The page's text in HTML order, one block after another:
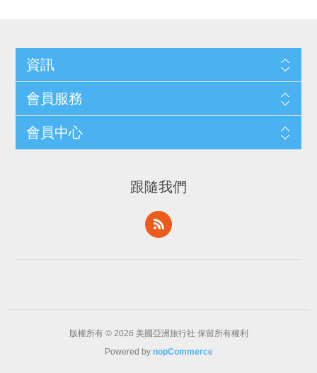
資訊
會員服務
會員中心
跟隨我們
版權所有 © 2026 美國亞洲旅行社 保留所有權利
Powered by nopCommerce